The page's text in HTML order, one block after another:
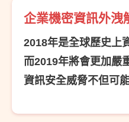
企業機密資訊外洩
2018年是全球歷史上
而2019年將會更加嚴
資訊安全威脅不但可